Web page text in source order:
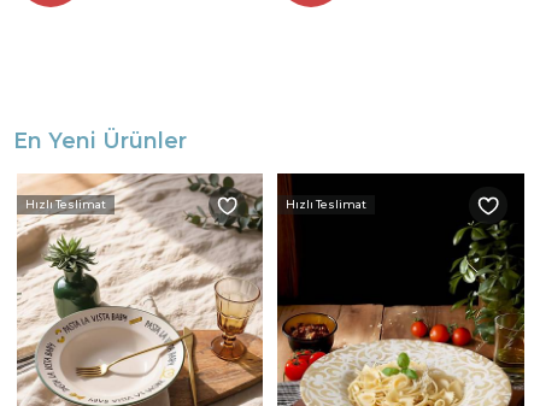
En Yeni Ürünler
Hızlı Teslimat Hızlı Teslimat